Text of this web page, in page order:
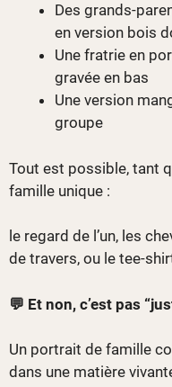
Des grands-
en version bois
Une fratrie en
gravée en bas
Une version
groupe
Tout est possible, tant
famille unique :
le regard de l’un, les
de travers, ou le tee-
💬 Et non, c’est pas
Un portrait de famille
dans une matière